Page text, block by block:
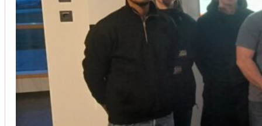
SERVICE
Wir legen großen Wert auf Qualität und
Kundenzufriedenheit. Bei der Installation von
Klimaanlagen verwenden wir nur hochwertige
Produkte führender Hersteller und gewährleisten,
dass jede Installation nicht nur effizient, sondern
auch energieeinsparend ist.